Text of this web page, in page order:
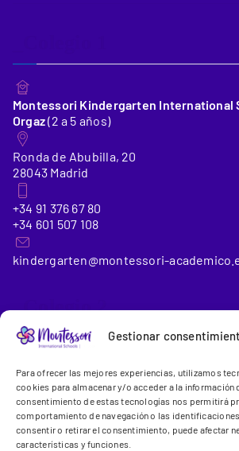
Gestionar
Para ofrecer las mejores experiencias, utilizamos
cookies para almacenar y/o acceder a la
consentimiento de estas tecnologías nos permitirá
comportamiento de navegación o las
consentir o retirar el consentimiento, puede afectar
características y funciones.
Montessori Kindergarten International
Orgaz(2 a 5 años)
Ronda de Abubilla, 20
28043 Madrid
+34 91 376 67 80
+34 601 507 108
kindergarten@montessori-
_Colegio 2
Montessori International School Conde
años)
Gregorio Benítez, 23-25
28043 Madrid